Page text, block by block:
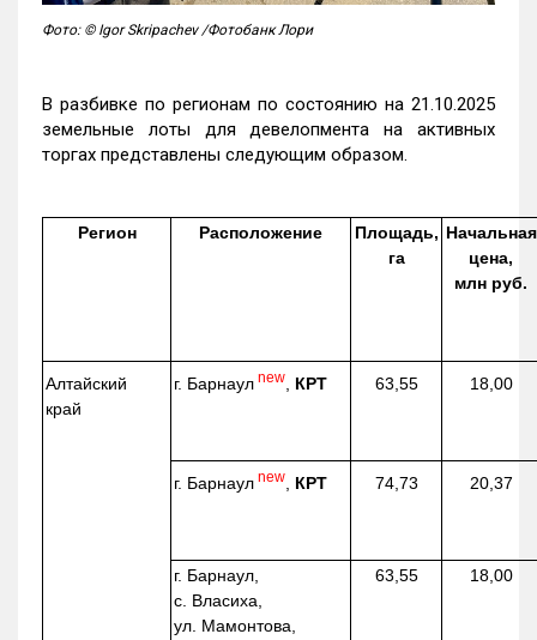
Фото: © Igor Skripachev /Фотобанк Лори
В разбивке по регионам по состоянию на 21.10.2025
земельные лоты для девелопмента на активных
торгах представлены следующим образом.
Регион Расположение
Площадь,
га
Начальная
цена,
млн руб.
Алтайский
край
г. Барнаул new КРТ 63,55 18,00
г. Барнаул new КРТ 74,73 20,37
г. Барнаул,
с. Власиха,
ул. Мамонтова,
63,55 18,00